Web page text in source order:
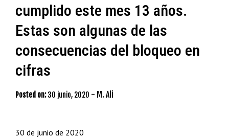
cumplido este mes 13 años.
Estas son algunas de las
consecuencias del bloqueo en
cifras
Posted on: 30 junio, 2020 - M. Ali
30 de junio de 2020